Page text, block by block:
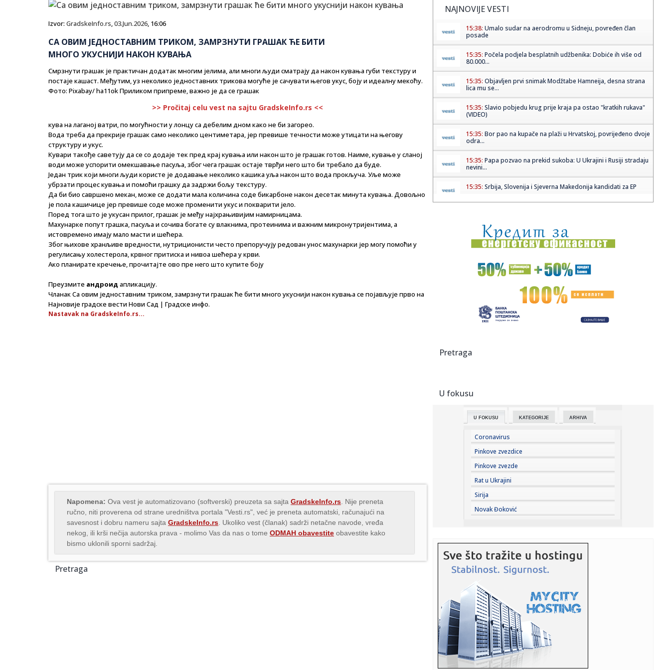
Izvor: GradskeInfo.rs,03.Jun.2026, 16:06
СА ОВИМ ЈЕДНОСТАВНИМ ТРИКОМ, ЗАМРЗНУТИ ГРАШАК ЋЕ БИТИ
МНОГО УКУСНИЈИ НАКОН КУВАЊА
Смрзнути грашак је практичан додатак многим јелима, али многи људи сматрају да након кувања губи текстуру и
постаје кашаст. Међутим, уз неколико једноставних трикова могуће је сачувати његов укус, боју и идеалну мекоћу.
Фото: Pixabay/ ha11ok Приликом припреме, важно је да се грашак
>> Pročitaj celu vest na sajtu GradskeInfo.rs <<
кува на лаганој ватри, по могућности у лонцу са дебелим дном како не би загорео.
Вода треба да прекрије грашак само неколико центиметара, јер превише течности може утицати на његову
структуру и укус.
Кувари такође саветују да се со додаје тек пред крај кувања или након што је грашак готов. Наиме, кување у сланој
води може успорити омекшавање пасуља, због чега грашак остаје тврђи него што би требало да буде.
Један трик који многи људи користе је додавање неколико кашика уља након што вода прокључа. Уље може
убрзати процес кувања и помоћи грашку да задржи бољу текстуру.
Да би био савршено мекан, може се додати мала количина соде бикарбоне након десетак минута кувања. Довољно
је пола кашичице јер превише соде може променити укус и покварити јело.
Поред тога што је укусан прилог, грашак је међу најхрањивијим намирницама.
Махунарке попут грашка, пасуља и сочива богате су влакнима, протеинима и важним микронутријентима, а
истовремено имају мало масти и шећера.
Због њихове хранљиве вредности, нутриционисти често препоручују редован унос махунарки јер могу помоћи у
регулисању холестерола, крвног притиска и нивоа шећера у крви.
Ако планирате кречење, прочитајте ово пре него што купите боју
Преузмите андроид апликацију.
Чланак Са овим једноставним триком, замрзнути грашак ће бити много укуснији након кувања се појављује прво на
Најновије градске вести Нови Сад | Градске инфо.
Nastavak na GradskeInfo.rs...
Napomena: Ova vest je automatizovano (softverski) preuzeta sa sajta GradskeInfo.rs . Nije preneta
ručno, niti proverena od strane uredništva portala "Vesti.rs", već je preneta automatski, računajući na
savesnost i dobru nameru sajta GradskeInfo.rs . Ukoliko vest (članak) sadrži netačne navode, vređa
nekog, ili krši nečija autorska prava - molimo Vas da nas o tome ODMAH obavestite obavestite kako
bismo uklonili sporni sadržaj.
Pretraga
NAJNOVIJE VESTI
15:38: Umalo sudar na aerodromu u Sidneju, povređen član
posade
15:35: Počela podjela besplatnih udžbenika: Dobiće ih više od
80.000...
15:35: Objavljen prvi snimak Modžtabe Hamneija, desna strana
lica mu se...
15:35: Slavio pobjedu krug prije kraja pa ostao "kratkih rukava"
(VIDEO)
15:35: Bor pao na kupače na plaži u Hrvatskoj, povrijeđeno dvoje
odra...
15:35: Papa pozvao na prekid sukoba: U Ukrajini i Rusiji stradaju
nevini...
15:35: Srbija, Slovenija i Sjeverna Makedonija kandidati za EP
15:35:Teško povrijeđen motociklista u Zenici
15:35:Mediji: Dok se naši vatrogasci bore na terenu, blokaderi iz
fote...
U jednom danu u Sjevernoj Makedoniji izbilo 25 požara,
15:35:Volite WhatsApp stikere? ChatGPT bi uskoro mogao
15:35:
15:35:
Turista objavio snimak iz apartmana u Zadru i izazvao
15:35:ZONA party ove godine posvećen glumicama, majkama i
svim ženama
15:35:Cvijanović: Novi Zejtinlik podsjetnik na velike srpske žrtve
za...
15:35:Srbija kandidat za domaćina Evropskog prvenstva!
15:29: Vlahović na pragu Bešiktaša! Otkriveni detalji ugovora,
cifre ...
15:27:
atomskog napad...
15:20:У Србији и сутра сунчано и топло, ...
15:20:Nova serija Rajana Marfija stigla na Disney+; Mračni triler o
15:17:Napokon: Aston Martin ima dobre vesti
Pretraga
U fokusu
U FOKUSU KATEGORIJE ARHIVA
Coronavirus
Pinkove zvezdice
Pinkove zvezde
Rat u Ukrajini
Sirija
Novak Đoković